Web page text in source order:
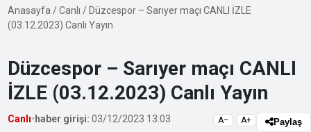
Anasayfa /Canlı / Düzcespor – Sarıyer maçı CANLI İZLE
(03.12.2023) Canlı Yayın
Düzcespor – Sarıyer maçı CANLI
İZLE (03.12.2023) Canlı Yayın
Canlı• haber girişi: 03/12/2023 13:03 A− A+ Paylaş